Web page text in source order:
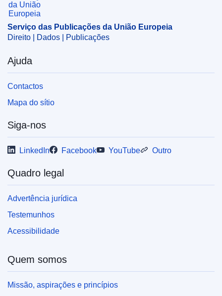
EDITION : f14e3b66-cef5-11ef-be2a-01aa75ed71a1
Serviço das Publicações da União Europeia
Direito | Dados | Publicações
Ajuda
Contactos
Mapa do sítio
Siga-nos
LinkedIn Facebook YouTube Outro
Quadro legal
Advertência jurídica
Testemunhos
Acessibilidade
Quem somos
Missão, aspirações e princípios